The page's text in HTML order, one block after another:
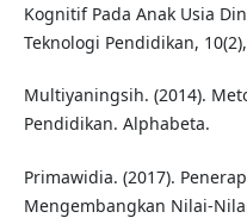
Kognitif Pada Anak Usia
Teknologi Pendidikan,
Multiyaningsih. (2014).
Pendidikan. Alphabeta.
Primawidia. (2017).
Mengembangkan Nilai-